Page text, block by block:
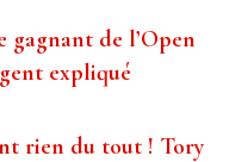
gagnant de l’Open
expliqué
rien du tout ! Tory